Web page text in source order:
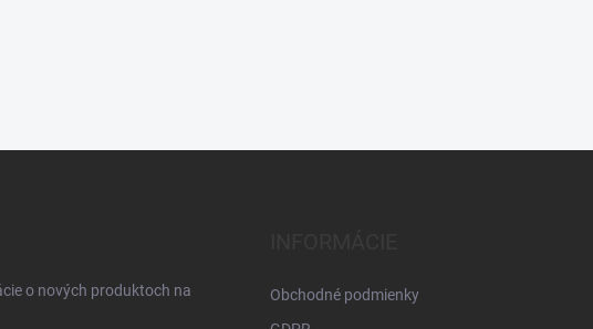
o nových produktoch na
Obchodné podmienky